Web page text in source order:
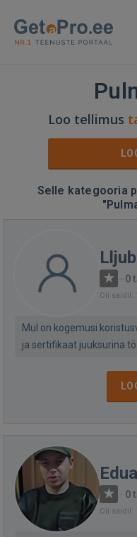
Loo tellimus
Selle kategooria
· 0
Oli saidil:
Mul on kogemusi
ja sertifikaat juuksurina
· 0
Oli saidil: